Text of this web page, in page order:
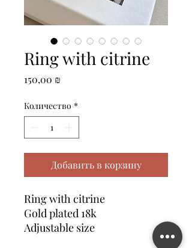
Ring with citrine
150,00 ₪
Количество *
Добавить в корзину
Ring with citrine
Gold plated 18k
Adjustable size